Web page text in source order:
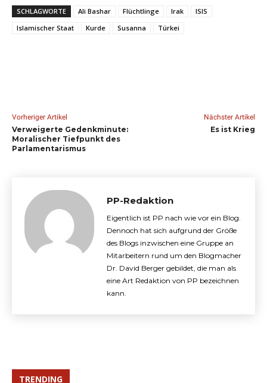
SCHLAGWORTE Ali Bashar Flüchtlinge Irak
ISIS
Islamischer Staat
Kurde Susanna Türkei
Vorheriger Artikel
Verweigerte Gedenkminute:
Moralischer Tiefpunkt des
Parlamentarismus
Nächster Artikel
Es ist Krieg
PP-Redaktion
Eigentlich ist PP nach wie vor ein Blog.
Dennoch hat sich aufgrund der Größe
des Blogs inzwischen eine Gruppe an
Mitarbeitern rund um den Blogmacher
Dr. David Berger gebildet, die man als
eine Art Redaktion von PP bezeichnen
kann.
TRENDING